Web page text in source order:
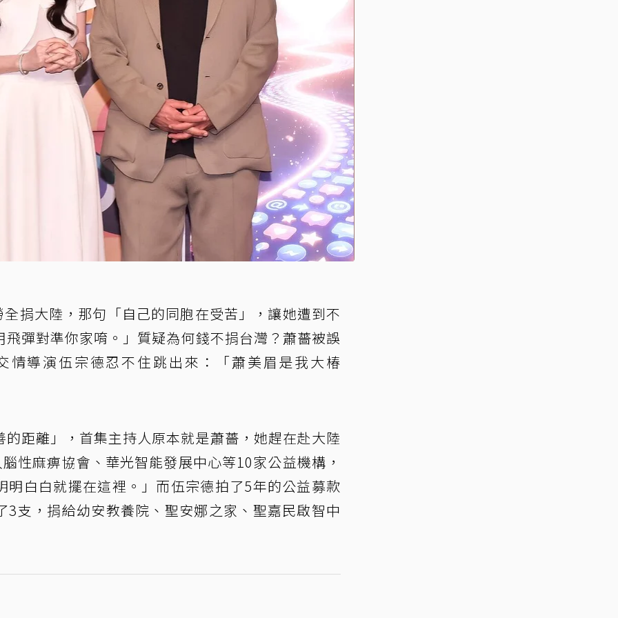
捐大陸，那句「自己的同胞在受苦」，讓她遭到不
彈對準你家唷。」質疑為何錢不捐台灣？蕭薔被誤
情導演伍宗德忍不住跳出來：「蕭美眉是我大椿
距離」，首集主持人原本就是蕭薔，她趕在赴大陸
性麻痹協會、華光智能發展中心等10家公益機構，
明白白就擺在這裡。」而伍宗德拍了5年的公益募款
支，捐給幼安教養院、聖安娜之家、聖嘉民啟智中